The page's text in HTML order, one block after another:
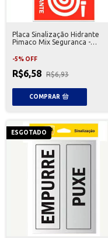
Placa Sinalização Hidrante
Pimaco Mix Seguranca -
-5% OFF
R$6,58 R$6,93
ESGOTADO